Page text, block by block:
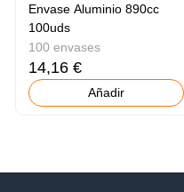
Envase Aluminio 890cc
100uds
100 envases
14,16 €
Añadir